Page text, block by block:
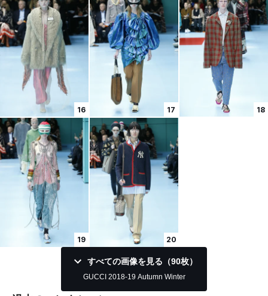
16 17 18
19 20
すべての画像を見る（90枚）
GUCCI 2018-19 Autumn Winter